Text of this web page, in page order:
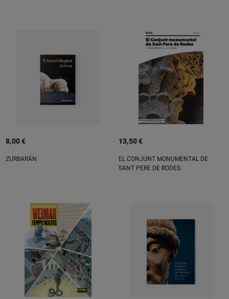
8,00 €
ZURBARÁN
13,50 €
EL CONJUNT MONUMENTAL DE
SANT PERE DE RODES